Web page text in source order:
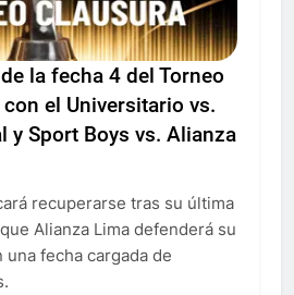
la fecha 4 del Torneo
el Universitario vs.
y Sport Boys vs. Alianza
recuperarse tras su última
Alianza Lima defenderá su
fecha cargada de